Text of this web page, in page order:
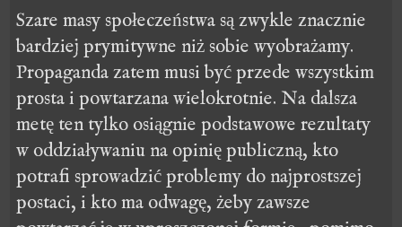
Szare masy społeczeństwa są zwykle znacznie
bardziej prymitywne niż sobie wyobrażamy.
Propaganda zatem musi być przede wszystkim
prosta i powtarzana wielokrotnie. Na dalsza
metę ten tylko osiągnie podstawowe rezultaty
w oddziaływaniu na opinię publiczną, kto
potrafi sprowadzić problemy do najprostszej
postaci, i kto ma odwagę, żeby zawsze